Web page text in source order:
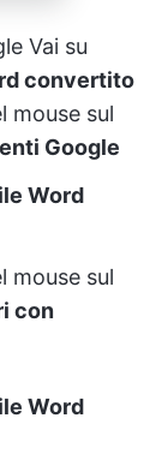
Vai su
convertito
mouse sul
Google
Word
mouse sul
con
Word